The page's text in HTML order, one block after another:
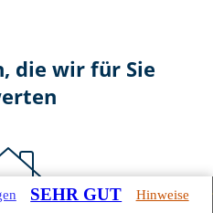
die wir für Sie
SEHR GUT Hinweise